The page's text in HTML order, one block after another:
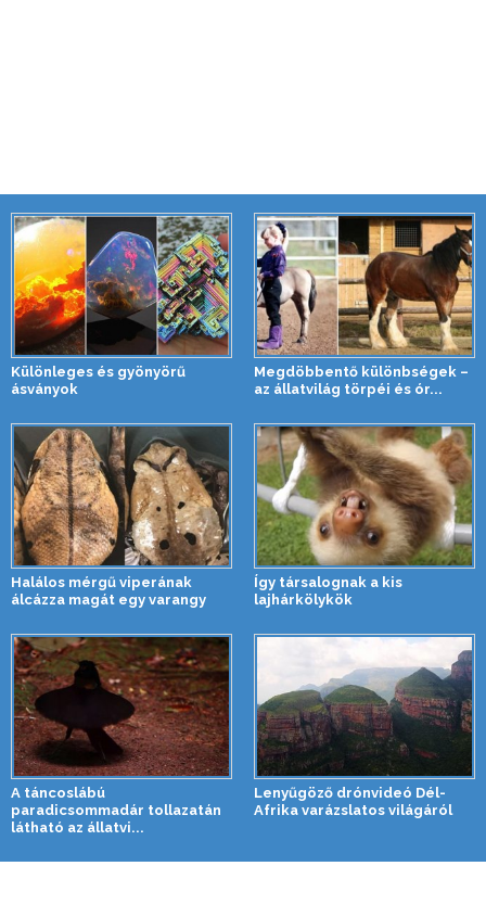
Különleges és gyönyörű
ásványok
Megdöbbentő különbségek –
az állatvilág törpéi és ór...
Halálos mérgű viperának
álcázza magát egy varangy
Így társalognak a kis
lajhárkölykök
A táncoslábú
paradicsommadár tollazatán
látható az állatvi...
Lenyűgöző drónvideó Dél-
Afrika varázslatos világáról